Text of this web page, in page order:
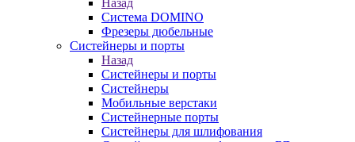
Назад
Система DOMINO
Фрезеры дюбельные
Систейнеры и порты
Назад
Систейнеры и порты
Систейнеры
Мобильные верстаки
Систейнерные порты
Систейнеры для шлифования